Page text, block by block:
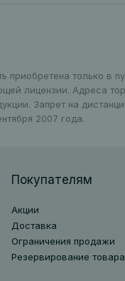
приобретена только
лицензии.
Запрет на
2007 года.
Покупателям
Акции
Доставка
Ограничения продажи
Резервирование товара